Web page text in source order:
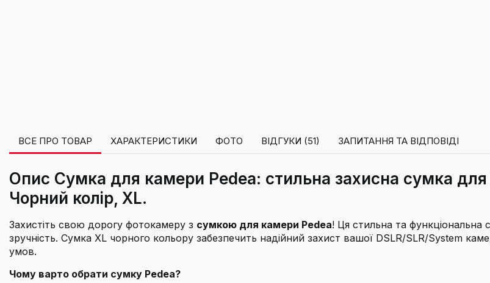
ВСЕ ПРО ТОВАР ХАРАКТЕРИСТИКИ ФОТО ВІДГУКИ (51) ЗАПИТАННЯ ТА ВІДПОВІДІ
Опис Сумка для камери Pedea: стильна захисна сумка
Чорний колір, XL.
Захистіть свою дорогу фотокамеру з сумкою для камери Pedea! Ця стильна та функціональна
зручність. Сумка XL чорного кольору забезпечить надійний захист вашої DSLR/SLR/System
умов.
Чому варто обрати сумку Pedea?